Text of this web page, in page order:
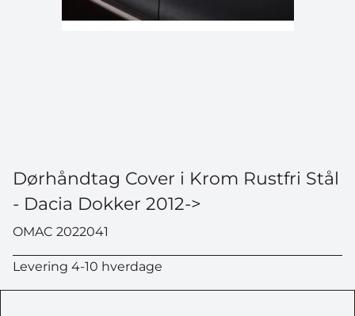
Dørhåndtag Cover i Krom Rustfri Stål
- Dacia Dokker 2012->
OMAC 2022041
Levering 4-10 hverdage